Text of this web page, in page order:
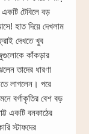
টেবিলে বড়
হাত দিয়ে দেখলাম
দেখতে খুব
কাঁকড়ার
তাদের ধারণা
লাগলেন। পরে
বর্গাকৃতির বেশ বড়
একটি বনকাঠের
স্টাফদের